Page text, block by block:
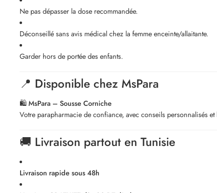
Ne pas dépasser la dose recommandée.
Déconseillé sans avis médical chez la femme enceinte/allaitante.
Garder hors de portée des enfants.
📍 Disponible chez MsPara
🛍️MsPara – Sousse Corniche
Votre parapharmacie de confiance, avec conseils personnalisés
🚚 Livraison partout en Tunisie
Livraison rapide sous 48h